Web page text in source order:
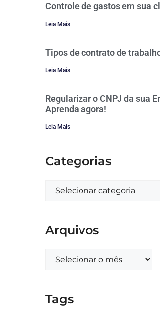
Controle de gastos em sua
Leia Mais
Tipos de contrato de
Leia Mais
Regularizar o CNPJ da sua
Aprenda agora!
Leia Mais
Categorias
Arquivos
Tags